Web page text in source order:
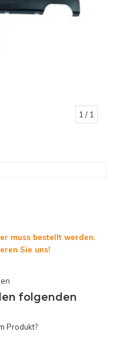
1 / 1
muss bestellt werden.
Sie uns!
folgenden